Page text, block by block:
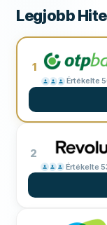
Legjobb
1
Értékelte
2
Értékelte